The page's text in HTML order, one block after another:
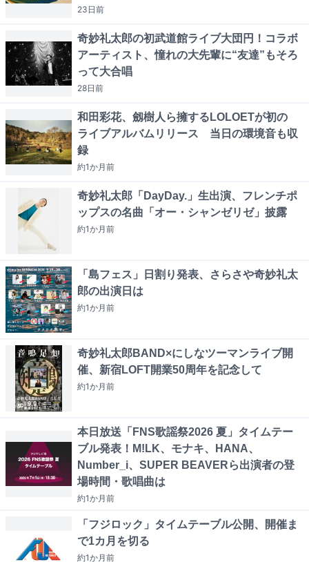
23日前
奇妙礼太郎の初武道館ライブ大団円！コラボ
アーティスト、憧れの大先輩に“友達”もそろ
って大合唱
28日前
和田彩花、劔樹人ら擁するLOLOETが初の
ライブアルバムリリース 当日の環境音も収
録
約1か月前
奇妙礼太郎「DayDay.」生出演、フレンチポ
ップスの名曲「オー・シャンゼリゼ」披露
約1か月前
「島フェス」日割り発表、さらさや奇妙礼太
郎の出演日は
約1か月前
奇妙礼太郎BAND×にしなツーマンライブ開
催、新宿LOFT開業50周年を記念して
約1か月前
本日放送「FNS歌謡祭2026 夏」タイムテー
ブル発表！M!LK、モナキ、HANA、
Number_i、SUPER BEAVERら出演者の登
場時間・歌唱曲は
約1か月前
「フジロック」タイムテーブル公開、開催ま
で1カ月を切る
約1か月前